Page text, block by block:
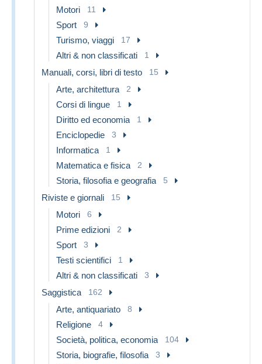
Motori 11
Sport 9
Turismo, viaggi 17
Altri & non classificati 1
Manuali, corsi, libri di testo 15
Arte, architettura 2
Corsi di lingue 1
Diritto ed economia 1
Enciclopedie 3
Informatica 1
Matematica e fisica 2
Storia, filosofia e geografia 5
Riviste e giornali 15
Motori 6
Prime edizioni 2
Sport 3
Testi scientifici 1
Altri & non classificati 3
Saggistica 162
Arte, antiquariato 8
Religione 4
Società, politica, economia 104
Storia, biografie, filosofia 3